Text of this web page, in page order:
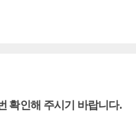
확인해 주시기 바랍니다.